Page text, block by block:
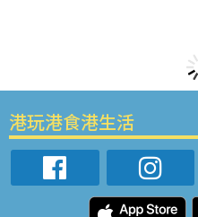
港玩港食港生活